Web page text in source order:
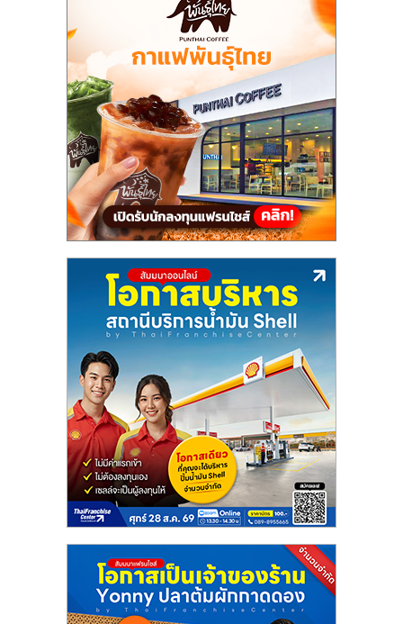
ไชส์
ขาย
หน้า
บ้าน
ลงทุน
น้อย
ปรึกษา